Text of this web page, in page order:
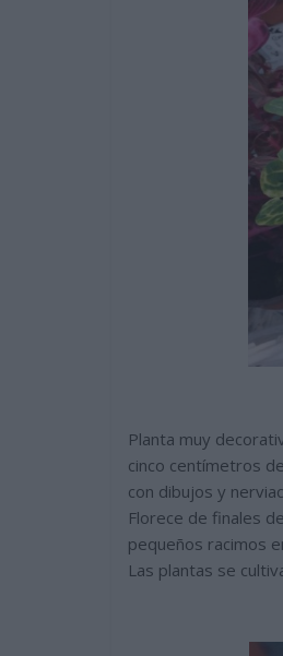
Planta muy
cinco centímetros
con dibujos y
Florece de finales
pequeños racimos
Las plantas se